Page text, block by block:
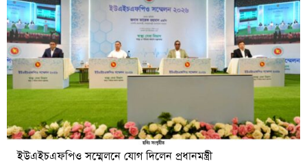
ইউএইচএফপিও সম্মেলনে যোগ দিলেন প্রধানমন্ত্রী